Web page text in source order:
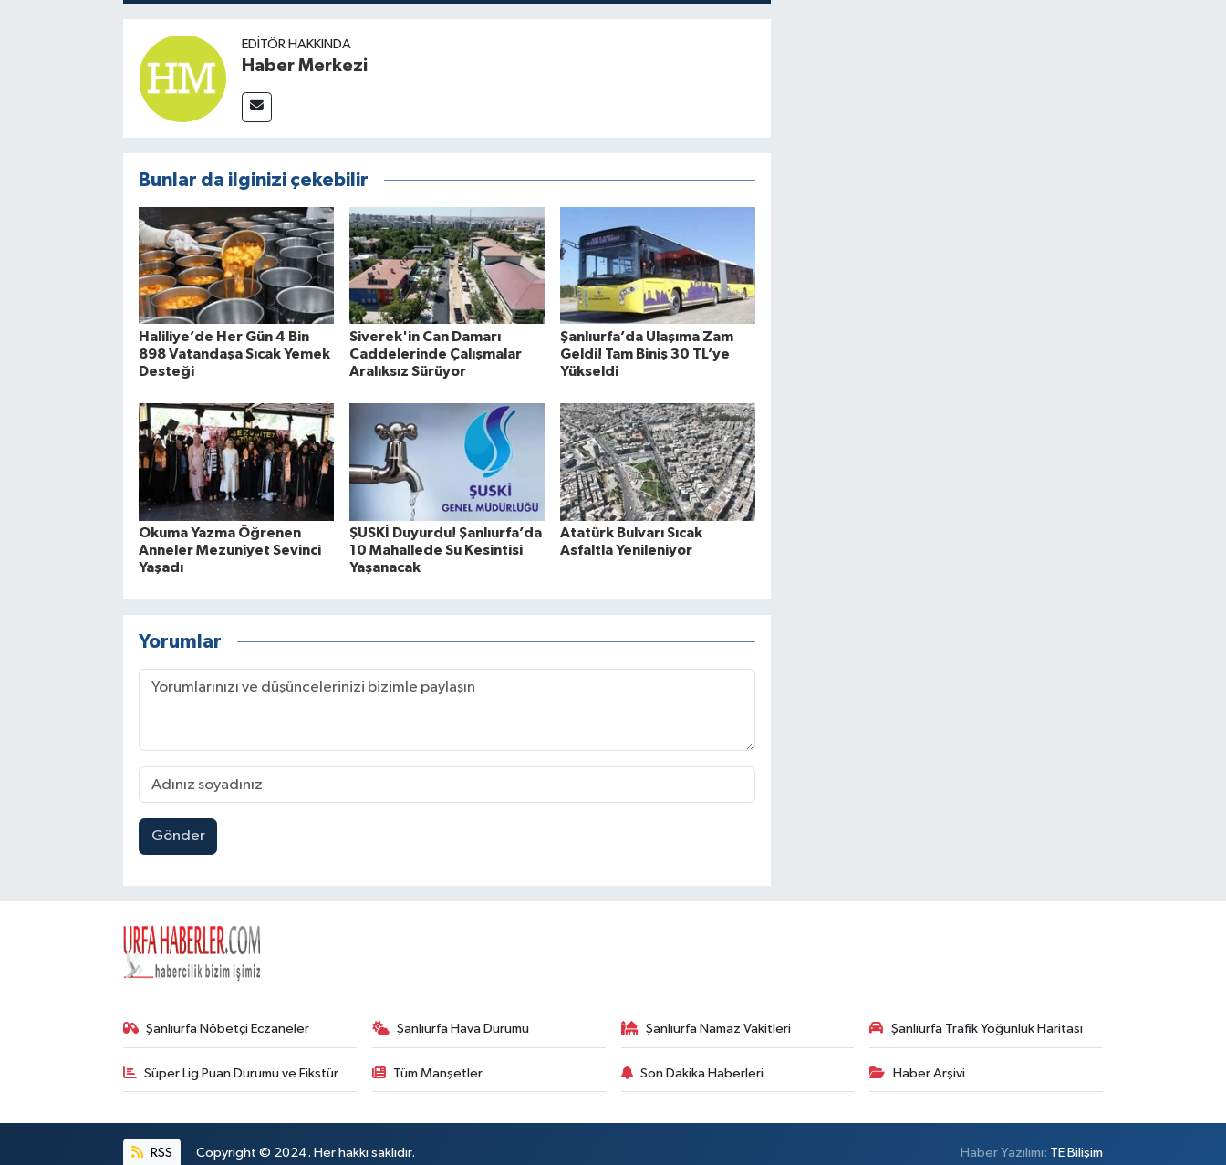
EDITÖR HAKKINDA
Haber Merkezi
Bunlar da ilginizi çekebilir
Haliliye’de Her Gün 4 Bin
898 Vatandaşa Sıcak Yemek
Desteği
Siverek'in Can Damarı
Caddelerinde Çalışmalar
Aralıksız Sürüyor
Şanlıurfa’da Ulaşıma Zam
Geldi! Tam Biniş 30 TL’ye
Yükseldi
Okuma Yazma Öğrenen
Anneler Mezuniyet Sevinci
Yaşadı
ŞUSKİ Duyurdu! Şanlıurfa’da
10 Mahallede Su Kesintisi
Yaşanacak
Atatürk Bulvarı Sıcak
Asfaltla Yenileniyor
Yorumlar
Gönder
Şanlıurfa Nöbetçi Eczaneler Şanlıurfa Hava Durumu Şanlıurfa Namaz Vakitleri Şanlıurfa Trafik Yoğunluk Haritası
Süper Lig Puan Durumu ve Fikstür Tüm Manşetler Son Dakika Haberleri Haber Arşivi
RSS Copyright © 2024. Her hakkı saklıdır. Haber Yazılımı: TE Bilişim